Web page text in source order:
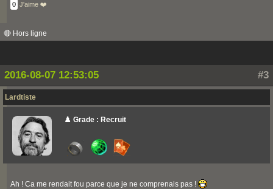
0 J'aime ❤️
🔴 Hors ligne
#3
2016-08-07 12:53:05
Lardtiste
♟️ Grade : Recruit
Ah ! Ca me rendait fou parce que je ne comprenais pas !